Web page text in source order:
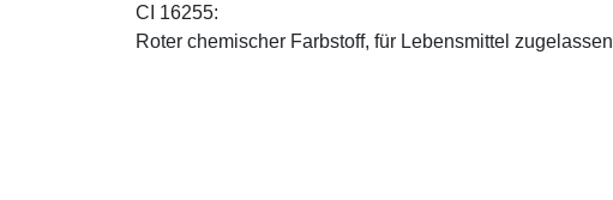
CI 16255:
Roter chemischer Farbstoff, für Lebensmittel zugelassen